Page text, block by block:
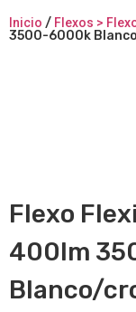
Inicio / Flexos >
3500-6000k
Flexo
400lm
Blanco/